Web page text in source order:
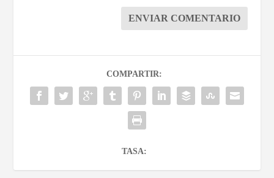
ENVIAR COMENTARIO
COMPARTIR:
TASA: